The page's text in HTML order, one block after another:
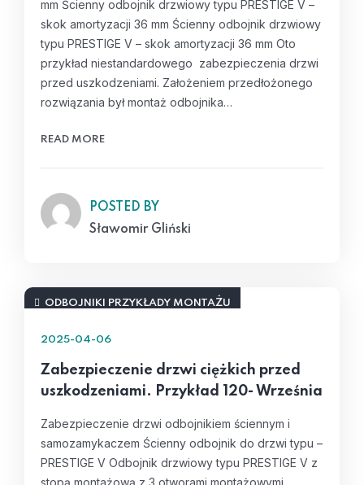
mm Ścienny odbojnik drzwiowy typu PRESTIGE V –
skok amortyzacji 36 mm Ścienny odbojnik drzwiowy
typu PRESTIGE V – skok amortyzacji 36 mm Oto
przykład niestandardowego zabezpieczenia drzwi
przed uszkodzeniami. Założeniem przedłożonego
rozwiązania był montaż odbojnika…
READ MORE
POSTED BY
Sławomir Gliński
ODBOJNIKI PRZYKŁADY MONTAŻU
2025-04-06
Zabezpieczenie drzwi ciężkich przed
uszkodzeniami. Przykład 120- Września
Zabezpieczenie drzwi odbojnikiem ściennym i
samozamykaczem Ścienny odbojnik do drzwi typu –
PRESTIGE V Odbojnik drzwiowy typu PRESTIGE V z
stopą montażową z 3 otworami montażowymi